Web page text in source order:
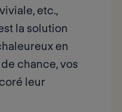
etc.,
la solution
en
chance, vos
leur